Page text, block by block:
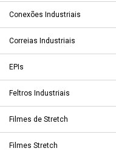
Conexões Industriais
Correias Industriais
EPIs
Feltros Industriais
Filmes de Stretch
Filmes Stretch